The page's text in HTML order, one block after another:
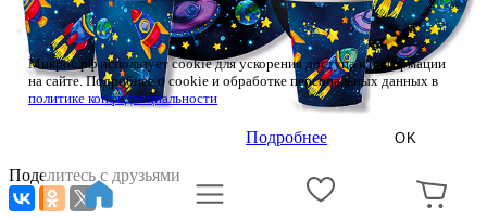
Поделитесь с друзьями
Микрос.рф использует cookie для ускорения доступа к информации
на сайте. Подробнее о cookie и обработке персональных данных в
политике конфиденциальности
Подробнее OK